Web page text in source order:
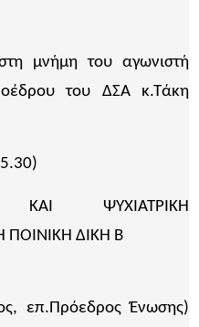
μνήμη του αγωνιστή
του ΔΣΑ κ.Τάκη
ΚΑΙ ΨΥΧΙΑΤΡΙΚΗ
ΔΙΚΗ Β
επ.Πρόεδρος Ένωσης)